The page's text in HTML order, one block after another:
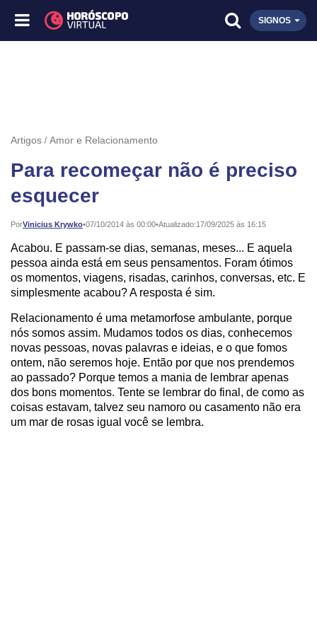
SIGNOS
Artigos Amor e Relacionamento
Para recomeçar não é preciso
esquecer
PorVinicius Krywko•
Publicado: 07/10/2014 às 00:00•Atualizado:17/09/2025 às 16:15
Acabou. E passam-se dias, semanas, meses... E aquela
pessoa ainda está em seus pensamentos. Foram ótimos
os momentos, viagens, risadas, carinhos, conversas, etc. E
simplesmente acabou? A resposta é sim.
Relacionamento é uma metamorfose ambulante, porque
nós somos assim. Mudamos todos os dias, conhecemos
novas pessoas, novas palavras e ideias, e o que fomos
ontem, não seremos hoje. Então por que nos prendemos
ao passado? Porque temos a mania de lembrar apenas
dos bons momentos. Tente se lembrar do final, de como as
coisas estavam, talvez seu namoro ou casamento não era
um mar de rosas igual você se lembra.